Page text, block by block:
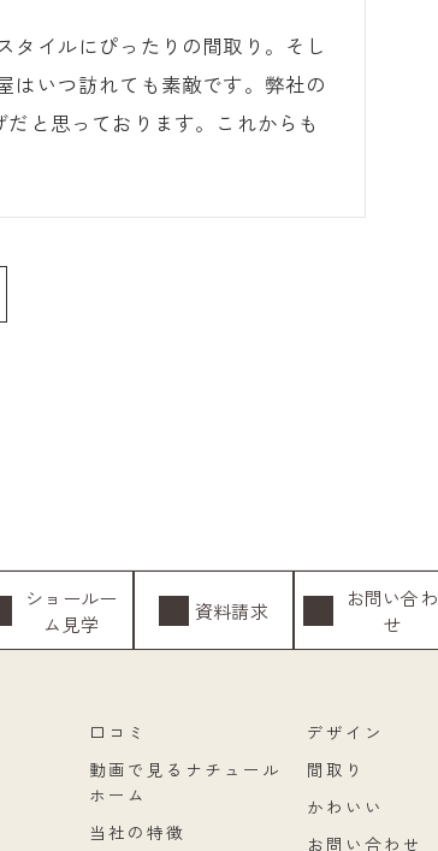
タイルにぴったりの間取り。そし
はいつ訪れても素敵です。弊社の
と思っております。これからも
ショールー
ム見学
資料請求
お問い合わ
せ
口コミ
動画で見るナチュール
ホーム
当社の特徴
デザイン
間取り
かわいい
お問い合わせ